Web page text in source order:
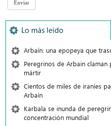
Lo más leído
Arbaín: una epopeya que
Peregrinos de Arbain
mártir
Cientos de miles de iraníes
Arbaín
Karbala se inunda de
concentración mundial